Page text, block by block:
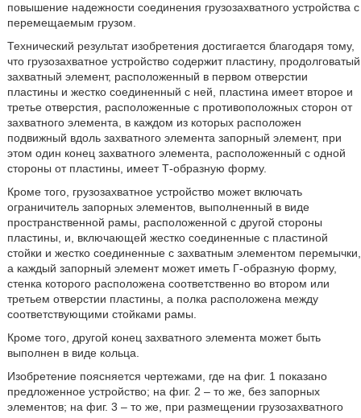
повышение надежности соединения грузозахватного устройства с
перемещаемым грузом.
Технический результат изобретения достигается благодаря тому,
что грузозахватное устройство содержит пластину, продолговатый
захватный элемент, расположенный в первом отверстии
пластины и жестко соединенный с ней, пластина имеет второе и
третье отверстия, расположенные с противоположных сторон от
захватного элемента, в каждом из которых расположен
подвижный вдоль захватного элемента запорный элемент, при
этом один конец захватного элемента, расположенный с одной
стороны от пластины, имеет Т-образную форму.
Кроме того, грузозахватное устройство может включать
ограничитель запорных элементов, выполненный в виде
пространственной рамы, расположенной с другой стороны
пластины, и, включающей жестко соединенные с пластиной
стойки и жестко соединенные с захватным элементом перемычки,
а каждый запорный элемент может иметь Г-образную форму,
стенка которого расположена соответственно во втором или
третьем отверстии пластины, а полка расположена между
соответствующими стойками рамы.
Кроме того, другой конец захватного элемента может быть
выполнен в виде кольца.
Изобретение поясняется чертежами, где на фиг. 1 показано
предложенное устройство; на фиг. 2 – то же, без запорных
элементов; на фиг. 3 – то же, при размещении грузозахватного